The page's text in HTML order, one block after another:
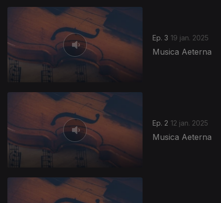
Ep. 3 19 jan. 2025
Musica Aeterna
Ep. 2 12 jan. 2025
Musica Aeterna